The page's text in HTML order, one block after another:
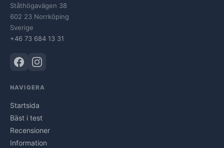
Ståthögavägen 38
602 23 Norrköping
Sverige
+46 73 684 13 31
NAVIGERA
Startsida
Bäst i test
Recensioner
Information